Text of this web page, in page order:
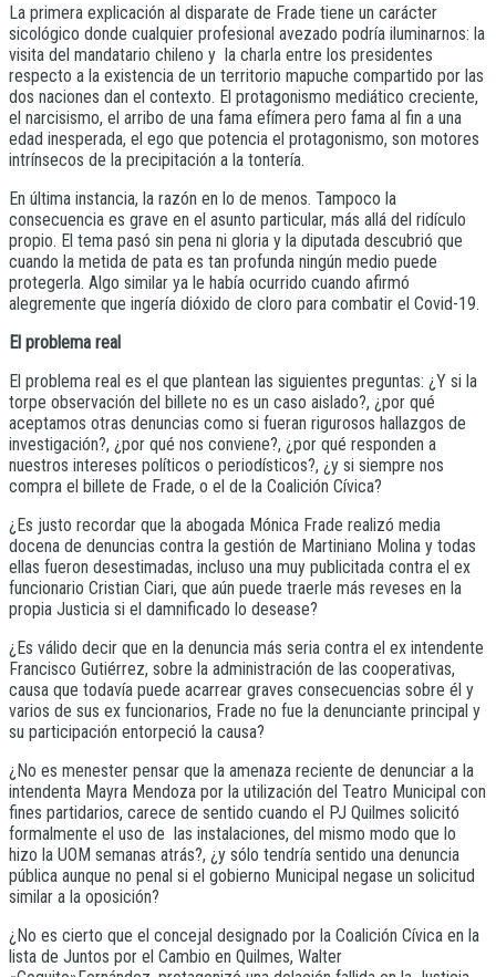
La primera explicación al disparate de Frade tiene un carácter
sicológico donde cualquier profesional avezado podría iluminarnos: la
visita del mandatario chileno y la charla entre los presidentes
respecto a la existencia de un territorio mapuche compartido por las
dos naciones dan el contexto. El protagonismo mediático creciente,
el narcisismo, el arribo de una fama efímera pero fama al fin a una
edad inesperada, el ego que potencia el protagonismo, son motores
intrínsecos de la precipitación a la tontería.
En última instancia, la razón en lo de menos. Tampoco la
consecuencia es grave en el asunto particular, más allá del ridículo
propio. El tema pasó sin pena ni gloria y la diputada descubrió que
cuando la metida de pata es tan profunda ningún medio puede
protegerla. Algo similar ya le había ocurrido cuando afirmó
alegremente que ingería dióxido de cloro para combatir el Covid-19.
El problema real
El problema real es el que plantean las siguientes preguntas: ¿Y si la
torpe observación del billete no es un caso aislado?, ¿por qué
aceptamos otras denuncias como si fueran rigurosos hallazgos de
investigación?, ¿por qué nos conviene?, ¿por qué responden a
nuestros intereses políticos o periodísticos?, ¿y si siempre nos
compra el billete de Frade, o el de la Coalición Cívica?
¿Es justo recordar que la abogada Mónica Frade realizó media
docena de denuncias contra la gestión de Martiniano Molina y todas
ellas fueron desestimadas, incluso una muy publicitada contra el ex
funcionario Cristian Ciari, que aún puede traerle más reveses en la
propia Justicia si el damnificado lo desease?
¿Es válido decir que en la denuncia más seria contra el ex intendente
Francisco Gutiérrez, sobre la administración de las cooperativas,
causa que todavía puede acarrear graves consecuencias sobre él y
varios de sus ex funcionarios, Frade no fue la denunciante principal y
su participación entorpeció la causa?
¿No es menester pensar que la amenaza reciente de denunciar a la
intendenta Mayra Mendoza por la utilización del Teatro Municipal con
fines partidarios, carece de sentido cuando el PJ Quilmes solicitó
formalmente el uso de las instalaciones, del mismo modo que lo
hizo la UOM semanas atrás?, ¿y sólo tendría sentido una denuncia
pública aunque no penal si el gobierno Municipal negase un solicitud
similar a la oposición?
¿No es cierto que el concejal designado por la Coalición Cívica en la
lista de Juntos por el Cambio en Quilmes, Walter